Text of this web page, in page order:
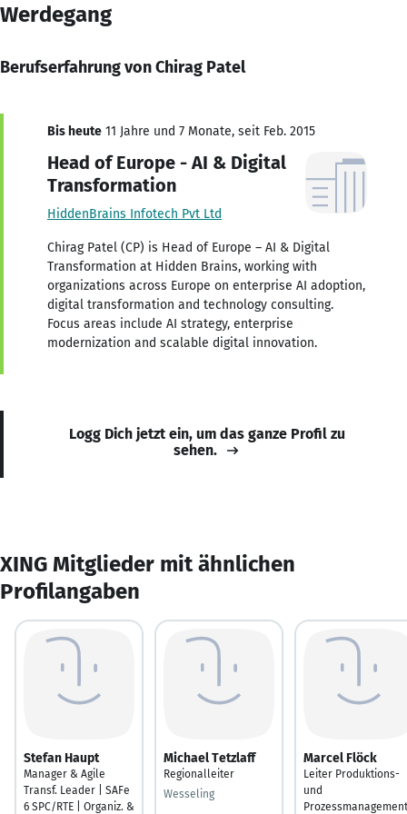
Werdegang
Berufserfahrung von Chirag Patel
Bis heute 11 Jahre und 7 Monate, seit Feb. 2015
Head of Europe - AI & Digital
Transformation
HiddenBrains Infotech Pvt Ltd
Chirag Patel (CP) is Head of Europe – AI & Digital
Transformation at Hidden Brains, working with
organizations across Europe on enterprise AI adoption,
digital transformation and technology consulting.
Focus areas include AI strategy, enterprise
modernization and scalable digital innovation.
Logg Dich jetzt ein, um das ganze Profil zu
sehen.
XING Mitglieder mit ähnlichen
Profilangaben
Stefan Haupt
Manager & Agile
Transf. Leader | SAFe
6 SPC/RTE | Organiz. &
Michael Tetzlaff
Regionalleiter
Wesseling
Marcel Flöck
Leiter Produktions-
und
Prozessmanagement